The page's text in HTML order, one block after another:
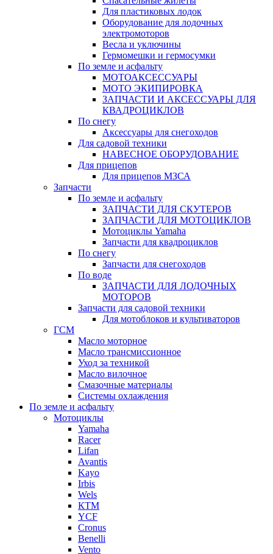
Для пластиковых лодок
Оборудование для лодочных
электромоторов
Весла и уключины
Гермомешки и гермосумки
По земле и асфальту
МОТОАКСЕССУАРЫ
МОТО ЭКИПИРОВКА
ЗАПЧАСТИ И АКСЕССУАРЫ ДЛЯ
КВАДРОЦИКЛОВ
По снегу
Аксессуары для снегоходов
Для садовой техники
НАВЕСНОЕ ОБОРУДОВАНИЕ
Для прицепов
Для прицепов МЗСА
Запчасти
По земле и асфальту
ЗАПЧАСТИ ДЛЯ СКУТЕРОВ
ЗАПЧАСТИ ДЛЯ МОТОЦИКЛОВ
Мотоциклы Yamaha
Запчасти для квадроциклов
По снегу
Запчасти для снегоходов
По воде
ЗАПЧАСТИ ДЛЯ ЛОДОЧНЫХ
МОТОРОВ
Запчасти для садовой техники
Для мотоблоков и культиваторов
ГСМ
Масло моторное
Масло трансмиссионное
Уход за техникой
Масло вилочное
Смазочные материалы
Системы охлаждения
По земле и асфальту
Мотоциклы
Yamaha
Racer
Lifan
Avantis
Kayo
Irbis
Wels
КТМ
YCF
Cronus
Benelli
Vento